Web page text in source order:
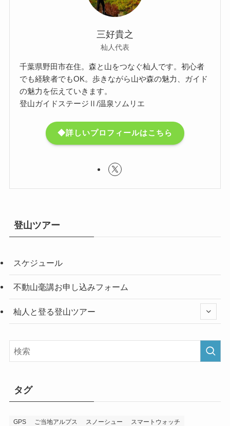
三好貴之
杣人代表
千葉県野田市在住。森と山をつなぐ杣人です。初心者
でも経験者でもOK。歩きながら山や森の魅力、ガイド
の魅力を伝えていきます。
登山ガイドステージⅡ/温泉ソムリエ
◆詳しいプロフィールはこちら
登山ツアー
スケジュール
不動山毫講お申し込みフォーム
杣人と登る登山ツアー
タグ
GPS ご当地アルプス スノーシュー
スマートウォッチ